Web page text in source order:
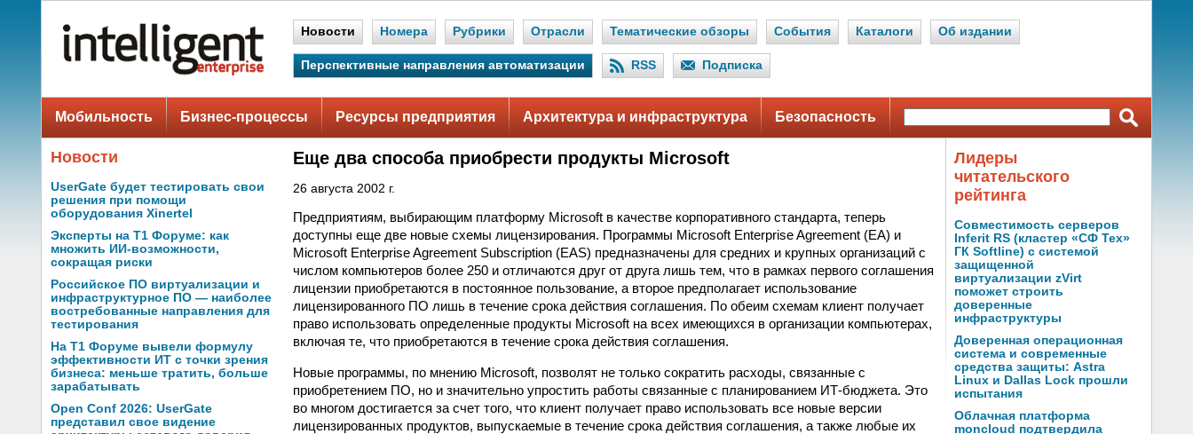
Новости Номера Рубрики Отрасли Тематические обзоры События Каталоги Об издании
Перспективные направления автоматизации RSS Подписка
Мобильность Бизнес-процессы Ресурсы предприятия Архитектура и инфраструктура Безопасность
Новости
UserGate будет тестировать свои
решения при помощи
оборудования Xinertel
Эксперты на Т1 Форуме: как
множить ИИ-возможности,
сокращая риски
Российское ПО виртуализации и
инфраструктурное ПО — наиболее
востребованные направления для
тестирования
На Т1 Форуме вывели формулу
эффективности ИТ с точки зрения
бизнеса: меньше тратить, больше
зарабатывать
Open Conf 2026: UserGate
представил свое видение
Еще два способа приобрести продукты Microsoft
26 августа 2002 г.
Предприятиям, выбирающим платформу Microsoft в качестве корпоративного стандарта, теперь
доступны еще две новые схемы лицензирования. Программы Microsoft Enterprise Agreement (EA) и
Microsoft Enterprise Agreement Subscription (EAS) предназначены для средних и крупных организаций с
числом компьютеров более 250 и отличаются друг от друга лишь тем, что в рамках первого соглашения
лицензии приобретаются в постоянное пользование, а второе предполагает использование
лицензированного ПО лишь в течение срока действия соглашения. По обеим схемам клиент получает
право использовать определенные продукты Microsoft на всех имеющихся в организации компьютерах,
включая те, что приобретаются в течение срока действия соглашения.
Новые программы, по мнению Microsoft, позволят не только сократить расходы, связанные с
приобретением ПО, но и значительно упростить работы связанные с планированием ИТ-бюджета. Это
во многом достигается за счет того, что клиент получает право использовать все новые версии
лицензированных продуктов, выпускаемые в течение срока действия соглашения, а также любые их
Лидеры
читательского
рейтинга
Совместимость серверов
Inferit RS (кластер «СФ Тех»
ГК Softline) с системой
защищенной
виртуализации zVirt
поможет строить
доверенные
инфраструктуры
Доверенная операционная
система и современные
средства защиты: Astra
Linux и Dallas Lock прошли
испытания
Облачная платформа
moncloud подтвердила